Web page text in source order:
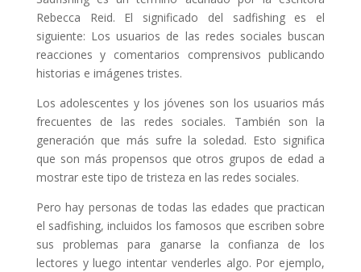
Rebecca Reid. El significado del sadfishing es el
siguiente: Los usuarios de las redes sociales buscan
reacciones y comentarios comprensivos publicando
historias e imágenes tristes.
Los adolescentes y los jóvenes son los usuarios más
frecuentes de las redes sociales. También son la
generación que más sufre la soledad. Esto significa
que son más propensos que otros grupos de edad a
mostrar este tipo de tristeza en las redes sociales.
Pero hay personas de todas las edades que practican
el sadfishing, incluidos los famosos que escriben sobre
sus problemas para ganarse la confianza de los
lectores y luego intentar venderles algo. Por ejemplo,